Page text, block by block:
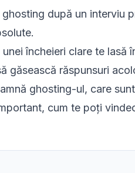
după un interviu
încheieri clare te lasă
găsească răspunsuri
ghosting-ul, care
cum te poți